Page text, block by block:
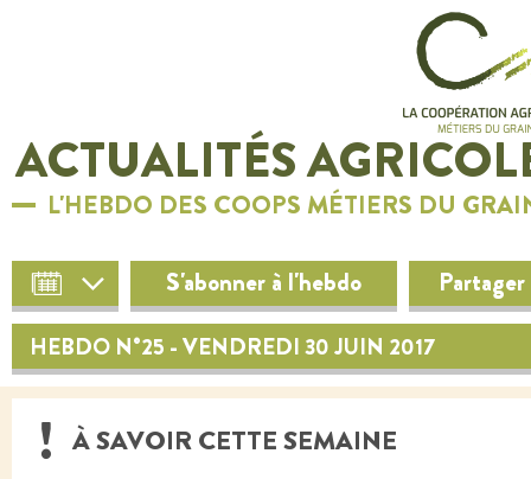
ACTUALITÉS
L'HEBDO DES COOPS MÉTIERS DU
S'abonner à l'hebdo Partager
HEBDO N°25 - VENDREDI 30 JUIN 2017
À SAVOIR CETTE SEMAINE